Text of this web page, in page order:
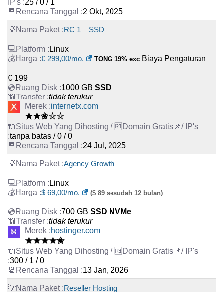
25 / 0 / 1
2 Okt, 2025
RC 1 – SSD
Linux
€ 299,00/mo.
TONG 19% exc Biaya Pengaturan
€ 199
1000 GB SSD
tidak terukur
internetx.com
★★✬☆☆
tanpa batas / 0 / 0
24 Jul, 2025
Agency Growth
Linux
$ 69,00/mo.
($ 89 sesudah 12 bulan)
700 GB SSD NVMe
tidak terukur
hostinger.com
★★★★✬
300 / 1 / 0
13 Jan, 2026
Reseller Hosting